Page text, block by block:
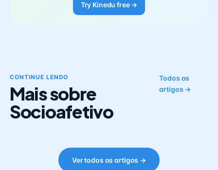
Try Kinedu free →
CONTINUE LENDO
Mais sobre
Socioafetivo
Todos os
artigos →
Ver todos os artigos →